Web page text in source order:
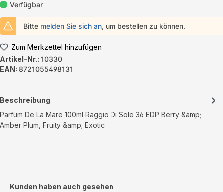
Verfügbar
Bitte melden Sie sich an, um bestellen zu können.
Zum Merkzettel hinzufügen
Artikel-Nr.: 10330
EAN: 8721055498131
Beschreibung
Parfüm De La Mare 100ml Raggio Di Sole 36 EDP Berry &amp;
Amber Plum, Fruity &amp; Exotic
Produktgalerie überspringen
Kunden haben auch gesehen